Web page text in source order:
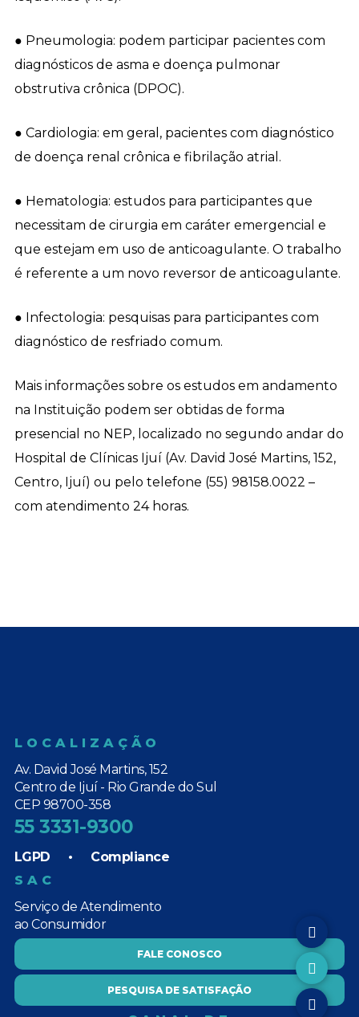
● Pneumologia: podem participar pacientes com
diagnósticos de asma e doença pulmonar
obstrutiva crônica (DPOC).
● Cardiologia: em geral, pacientes com diagnóstico
de doença renal crônica e fibrilação atrial.
● Hematologia: estudos para participantes que
necessitam de cirurgia em caráter emergencial e
que estejam em uso de anticoagulante. O trabalho
é referente a um novo reversor de anticoagulante.
● Infectologia: pesquisas para participantes com
diagnóstico de resfriado comum.
Mais informações sobre os estudos em andamento
na Instituição podem ser obtidas de forma
presencial no NEP, localizado no segundo andar do
Hospital de Clínicas Ijuí (Av. David José Martins, 152,
Centro, Ijuí) ou pelo telefone (55) 98158.0022 –
com atendimento 24 horas.
LOCALIZAÇÃO
Av. David José Martins, 152
Centro de Ijuí - Rio Grande do Sul
CEP 98700-358
55 3331-9300
LGPD • Compliance
SAC
Serviço de Atendimento
ao Consumidor
FALE CONOSCO
PESQUISA DE SATISFAÇÃO